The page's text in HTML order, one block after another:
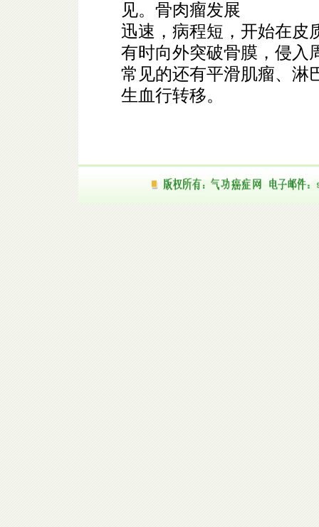
见。骨肉瘤发展
迅速，病程短，开始在皮
有时向外突破骨膜，侵入
常见的还有平滑肌瘤、淋
生血行转移。